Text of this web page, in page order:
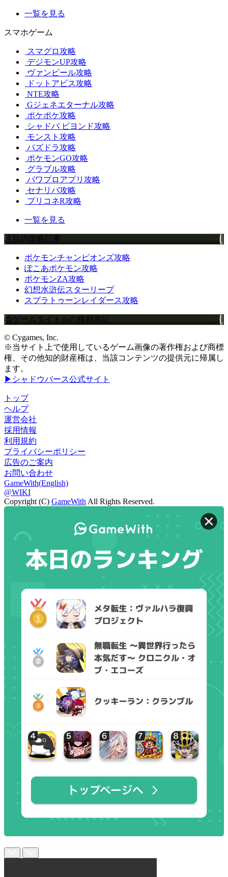
一覧を見る
スマホゲーム
スマグロ攻略
デジモンUP攻略
ヴァンピール攻略
ドットアビス攻略
NTE攻略
Gジェネエターナル攻略
ポケポケ攻略
シャドバ ビヨンド攻略
モンスト攻略
パズドラ攻略
ポケモンGO攻略
グラブル攻略
パワプロアプリ攻略
セナリバ攻略
プリコネR攻略
一覧を見る
注目の攻略記事
ポケモンチャンピオンズ攻略
ぽこあポケモン攻略
ポケモンZA攻略
幻想水滸伝スターリープ
スプラトゥーンレイダース攻略
当ゲームタイトルの権利表記
© Cygames, Inc.
※当サイト上で使用しているゲーム画像の著作権および商標
権、その他知的財産権は、当該コンテンツの提供元に帰属し
ます。
▶シャドウバース公式サイト
トップ
ヘルプ
運営会社
採用情報
利用規約
プライバシーポリシー
広告のご案内
お問い合わせ
GameWith(English)
@WIKI
Copyright (C) GameWith All Rights Reserved.